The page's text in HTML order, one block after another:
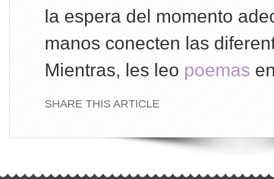
la espera del momento
manos conecten las
Mientras, les leo poemas
SHARE THIS ARTICLE